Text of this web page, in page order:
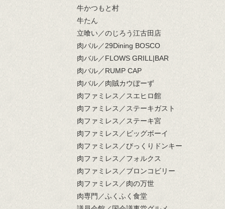
牛かつもと村
牛たん
立喰い／のじろう江古田店
肉バル／29Dining BOSCO
肉バル／FLOWS GRILL|BAR
肉バル／RUMP CAP
肉バル／肉賊カウぼーず
肉ファミレス／スエヒロ館
肉ファミレス／ステーキガスト
肉ファミレス／ステーキ宮
肉ファミレス／ビッグボーイ
肉ファミレス／びっくりドンキー
肉ファミレス／フォルクス
肉ファミレス／ブロンコビリー
肉ファミレス／肉の万世
肉専門／ふくふく食堂